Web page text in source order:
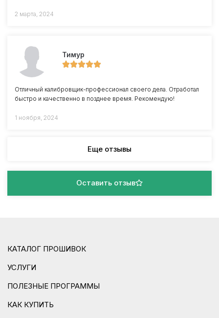
2 марта, 2024
Тимур
Отличный калибровщик-профессионал своего дела. Отработал
быстро и качественно в позднее время. Рекомендую!
1 ноября, 2024
Еще отзывы
Оставить отзыв
КАТАЛОГ ПРОШИВОК
УСЛУГИ
ПОЛЕЗНЫЕ ПРОГРАММЫ
КАК КУПИТЬ